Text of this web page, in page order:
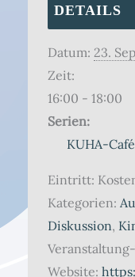
DETAILS
Datum: 23.
Zeit:
16:00 - 18:00
Serien:
KUHA-Café
Eintritt:
Kategorien:
Diskussion,
Website: